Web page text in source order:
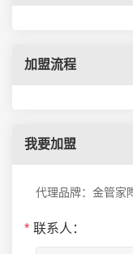
加盟流程
我要加盟
代理品牌：金管家
* 联系人：